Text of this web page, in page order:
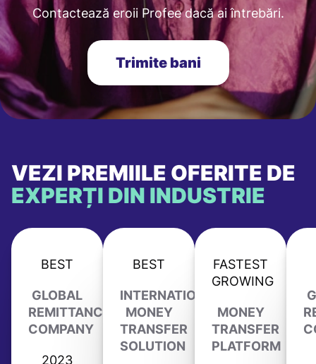
Contactează eroii Profee dacă ai întrebări.
Trimite bani
VEZI PREMIILE OFERITE DE
EXPERȚI DIN INDUSTRIE
BEST
GLOBAL
REMITTANCE
COMPANY
2023
BEST
INTERNATIONAL
MONEY
TRANSFER
SOLUTION
FASTEST
GROWING
MONEY
TRANSFER
PLATFORM